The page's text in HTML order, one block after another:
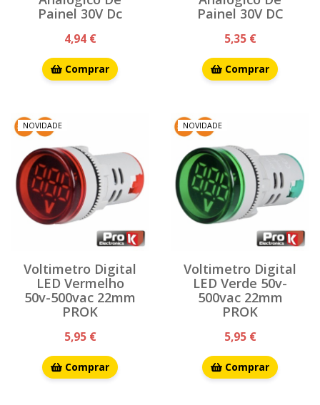
Painel 30V Dc
4,94 €
Comprar
Painel 30V DC
5,35 €
Comprar
NOVIDADE
Voltimetro Digital
LED Vermelho
50v-500vac 22mm
PROK
5,95 €
Comprar
NOVIDADE
Voltimetro Digital
LED Verde 50v-
500vac 22mm
PROK
5,95 €
Comprar